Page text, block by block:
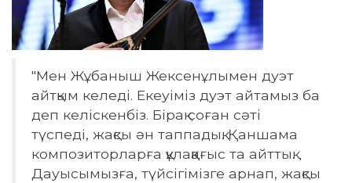
"Мен Жұбаныш Жексенұлымен дуэт
айтқым келеді. Екеуіміз дуэт айтамыз ба
деп келіскенбіз. Бірақ соған сәті
түспеді, жақсы ән таппадық. Қаншама
композиторларға құлаққағыс та айттық.
Дауысымызға, түйсігімізге арнап, жақсы